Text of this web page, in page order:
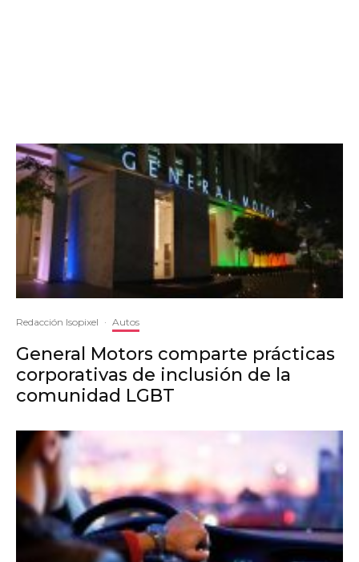
Redacción Isopixel · Autos
General Motors comparte prácticas
corporativas de inclusión de la
comunidad LGBT